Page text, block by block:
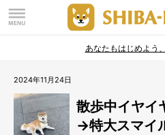
あなたもはじめよう
2024年11月24日
散歩中イヤイ
→特大スマイ